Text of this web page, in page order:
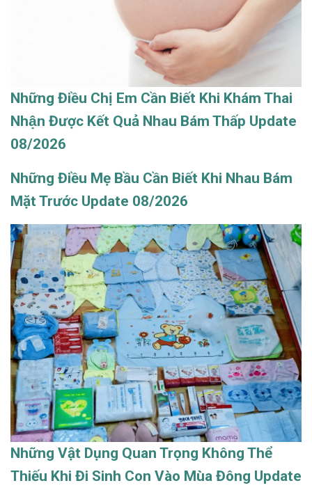
Những Điều Chị Em Cần Biết Khi Khám Thai
Nhận Được Kết Quả Nhau Bám Thấp Update
08/2026
Những Điều Mẹ Bầu Cần Biết Khi Nhau Bám
Mặt Trước Update 08/2026
Những Vật Dụng Quan Trọng Không Thể
Thiếu Khi Đi Sinh Con Vào Mùa Đông Update